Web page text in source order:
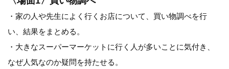
・家の人や先生によく行くお店について、買い物調べを行
い、結果をまとめる。
・大きなスーパーマーケットに行く人が多いことに気付き、
なぜ人気なのか疑問を持たせる。